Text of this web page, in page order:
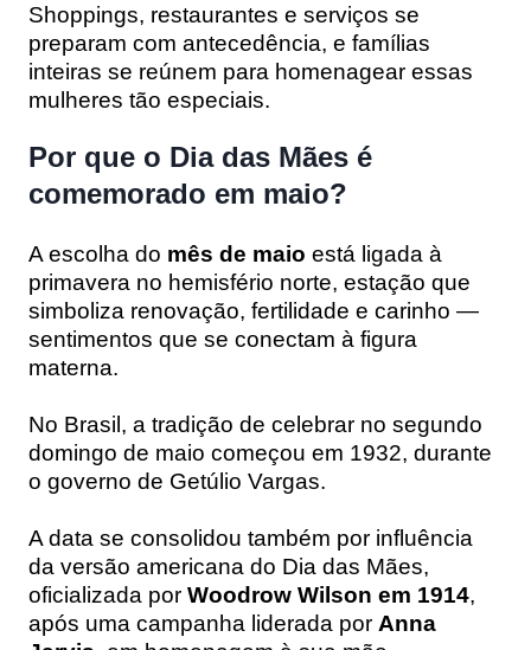
Shoppings, restaurantes e serviços se
preparam com antecedência, e famílias
inteiras se reúnem para homenagear essas
mulheres tão especiais.
Por que o Dia das Mães é
comemorado em maio?
A escolha do mês de maio está ligada à
primavera no hemisfério norte, estação que
simboliza renovação, fertilidade e carinho —
sentimentos que se conectam à figura
materna.
No Brasil, a tradição de celebrar no segundo
domingo de maio começou em 1932, durante
o governo de Getúlio Vargas.
A data se consolidou também por influência
da versão americana do Dia das Mães,
oficializada por Woodrow Wilson em 1914,
após uma campanha liderada por Anna